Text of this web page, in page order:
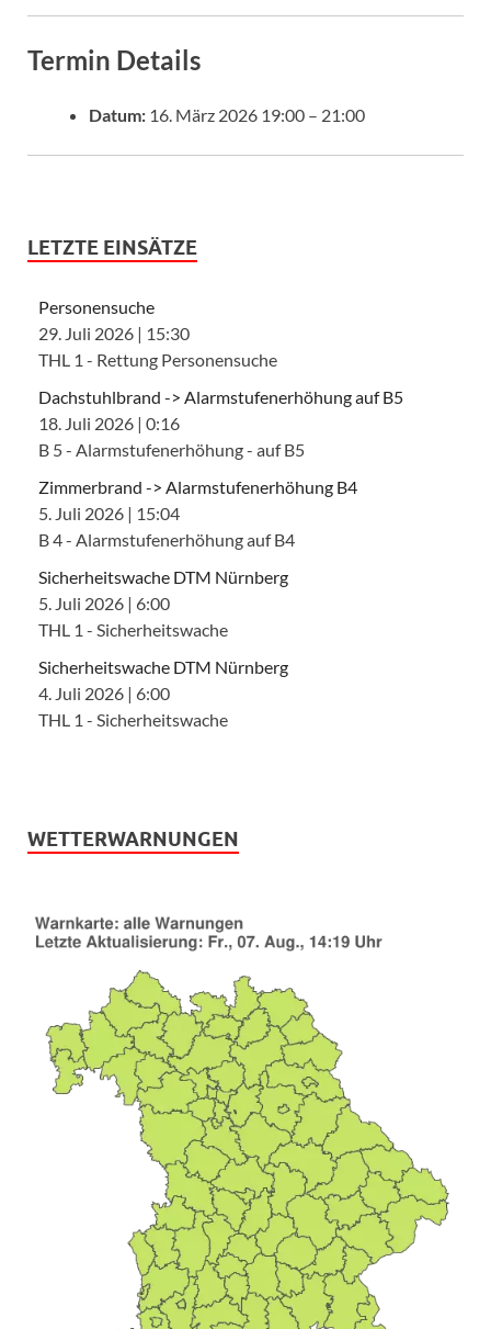
Termin Details
Datum: 16. März 2026 19:00 – 21:00
LETZTE EINSÄTZE
Personensuche
29. Juli 2026 | 15:30
THL 1 - Rettung Personensuche
Dachstuhlbrand -> Alarmstufenerhöhung auf B5
18. Juli 2026 | 0:16
B 5 - Alarmstufenerhöhung - auf B5
Zimmerbrand -> Alarmstufenerhöhung B4
5. Juli 2026 | 15:04
B 4 - Alarmstufenerhöhung auf B4
Sicherheitswache DTM Nürnberg
5. Juli 2026 | 6:00
THL 1 - Sicherheitswache
Sicherheitswache DTM Nürnberg
4. Juli 2026 | 6:00
THL 1 - Sicherheitswache
WETTERWARNUNGEN